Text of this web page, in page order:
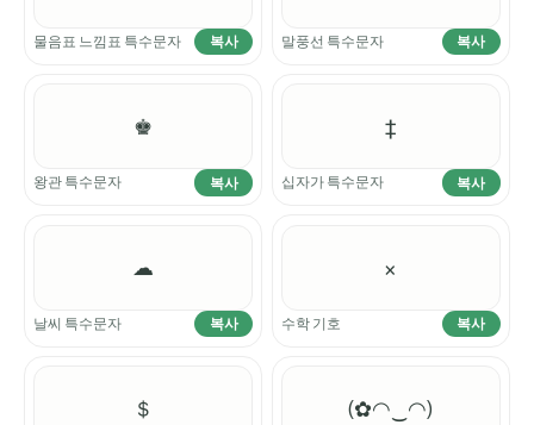
물음표 느낌표 특수문자 복사 말풍선 특수문자 복사
♚
왕관 특수문자 복사
‡
십자가 특수문자 복사
☁
날씨 특수문자 복사
×
수학 기호 복사
＄ (✿◠‿◠)